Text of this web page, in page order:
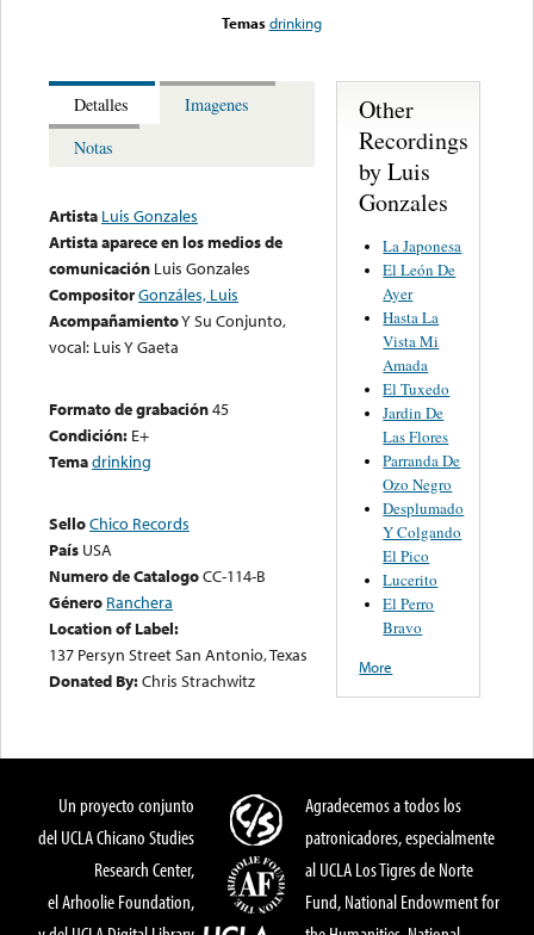
Temas drinking
Detalles
Imagenes
Notas
Artista Luis Gonzales
Artista aparece en los medios de
comunicación Luis Gonzales
CompositorGonzáles, Luis
AcompañamientoY Su Conjunto,
vocal: Luis Y Gaeta
Formato de grabación45
Condición: E+
Temadrinking
SelloChico Records
País USA
Numero de CatalogoCC-114-B
Género Ranchera
Location of Label:
137 Persyn Street San Antonio, Texas
Donated By:Chris Strachwitz
Other
Recordings
by Luis
Gonzales
La Japonesa
El León De
Ayer
Hasta La
Vista Mi
Amada
El Tuxedo
Jardin De
Las Flores
Parranda De
Ozo Negro
Desplumado
Y Colgando
El Pico
Lucerito
El Perro
Bravo
More
Un proyecto conjunto
del UCLA Chicano Studies
Research Center,
el Arhoolie Foundation,
Agradecemos a todos los
patronicadores, especialmente
al UCLA Los Tigres de Norte
Fund, National Endowment for